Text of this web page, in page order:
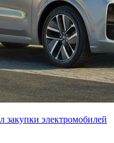
закупки электромобилей